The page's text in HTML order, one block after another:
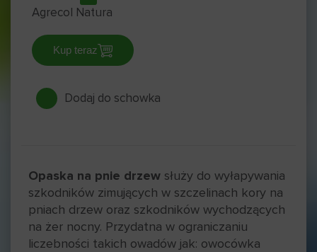
Agrecol Natura
Kup teraz
Dodaj do schowka
Opaska na pnie drzew służy do wyłapywania
szkodników zimujących w szczelinach kory na
pniach drzew oraz szkodników wychodzących
na żer nocny. Przydatna w ograniczaniu
liczebności takich owadów jak: owocówka